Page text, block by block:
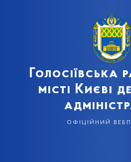
Голосіївська
місті Києві
офіційний